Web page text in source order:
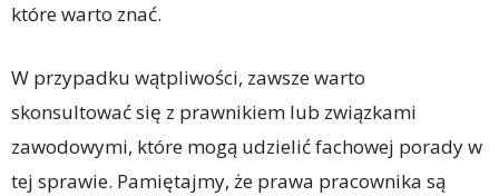
które warto znać.
W przypadku wątpliwości, zawsze warto
skonsultować się z prawnikiem lub związkami
zawodowymi, które mogą udzielić fachowej porady w
tej sprawie. Pamiętajmy, że prawa pracownika są